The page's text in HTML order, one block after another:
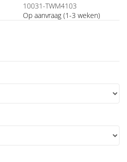
10031-TWM4103
Op aanvraag (1-3 weken)